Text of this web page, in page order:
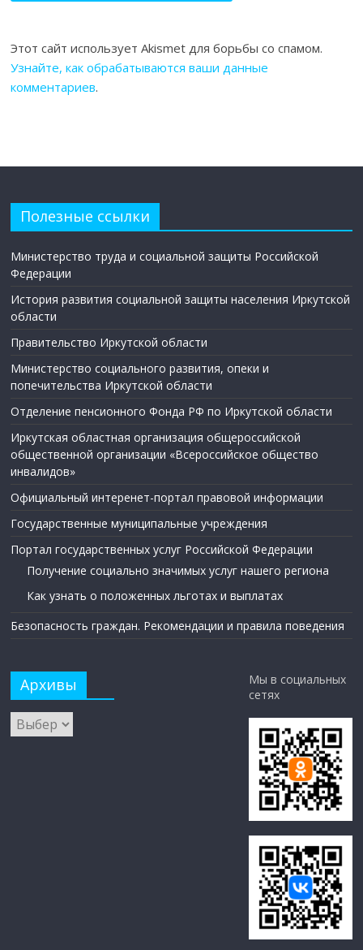
Этот сайт использует Akismet для борьбы со спамом.
Узнайте, как обрабатываются ваши данные
комментариев.
Полезные ссылки
Министерство труда и социальной защиты Российской
Федерации
История развития социальной защиты населения Иркутской
области
Правительство Иркутской области
Министерство социального развития, опеки и
попечительства Иркутской области
Отделение пенсионного Фонда РФ по Иркутской области
Иркутская областная организация общероссийской
общественной организации «Всероссийское общество
инвалидов»
Официальный интеренет-портал правовой информации
Государственные муниципальные учреждения
Портал государственных услуг Российской Федерации
Получение социально значимых услуг нашего региона
Как узнать о положенных льготах и выплатах
Безопасность граждан. Рекомендации и правила поведения
Архивы
Мы в социальных
сетях